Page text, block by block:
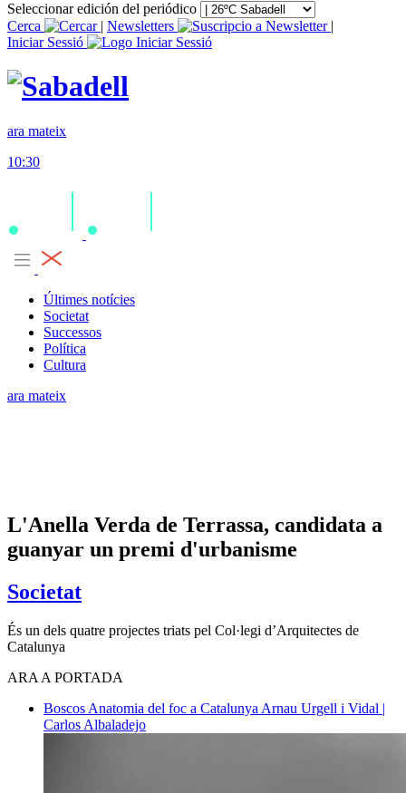
Seleccionar edición del periódico
Cerca
| Newsletters
|
Iniciar Sessió
ara mateix
10:30
Últimes notícies
Societat
Successos
Política
Cultura
ara mateix
L'Anella Verda de Terrassa, candidata a
guanyar un premi d'urbanisme
Societat
És un dels quatre projectes triats pel Col·legi d’Arquitectes de
Catalunya
ARA A PORTADA
Boscos Anatomia del foc a Catalunya Arnau Urgell i Vidal |
Carlos Albaladejo